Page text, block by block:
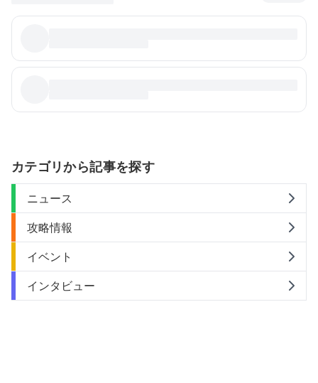
カテゴリから記事を探す
ニュース
攻略情報
イベント
インタビュー